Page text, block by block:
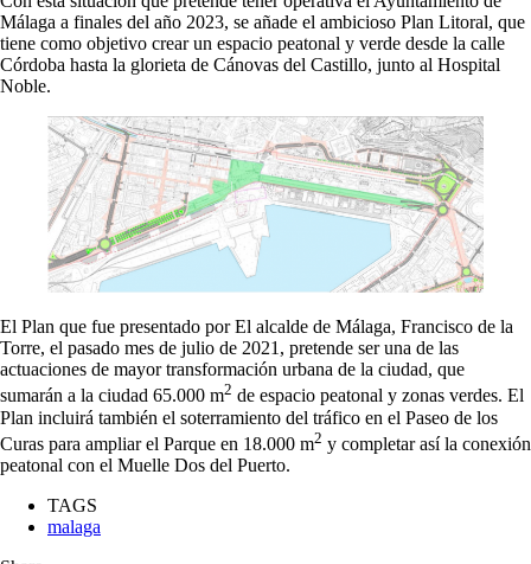
Málaga a finales del año 2023, se añade el ambicioso Plan Litoral, que
tiene como objetivo crear un espacio peatonal y verde desde la calle
Córdoba hasta la glorieta de Cánovas del Castillo, junto al Hospital
Noble.
El Plan que fue presentado por El alcalde de Málaga, Francisco de la
Torre, el pasado mes de julio de 2021, pretende ser una de las
actuaciones de mayor transformación urbana de la ciudad, que
sumarán a la ciudad 65.000 m2 de espacio peatonal y zonas verdes. El
Plan incluirá también el soterramiento del tráfico en el Paseo de los
Curas para ampliar el Parque en 18.000 m2 y completar así la conexión
peatonal con el Muelle Dos del Puerto.
TAGS
malaga